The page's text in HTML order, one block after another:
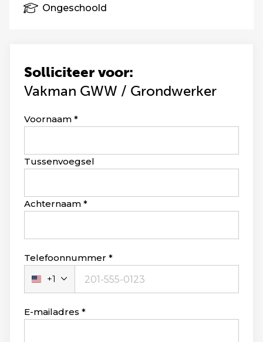
Solliciteer voor:
Vakman GWW / Grondwerker
Leave
blank
Voornaam
Tussenvoegsel
Achternaam
Telefoonnummer
Verenigde
Staten
+1
+1
E-mailadres
Ongeschoold